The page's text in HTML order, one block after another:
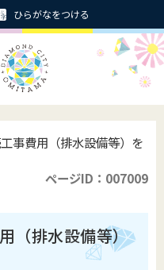
ひらがなをつける
事費用（排水設備等）を
ページID：007009
（排水設備等）